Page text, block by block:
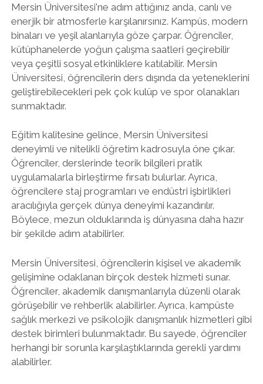
Mersin Üniversitesi'ne adım attığınız anda, canlı ve
enerjik bir atmosferle karşılanırsınız. Kampüs, modern
binaları ve yeşil alanlarıyla göze çarpar. Öğrenciler,
kütüphanelerde yoğun çalışma saatleri geçirebilir
veya çeşitli sosyal etkinliklere katılabilir. Mersin
Üniversitesi, öğrencilerin ders dışında da yeteneklerini
geliştirebilecekleri pek çok kulüp ve spor olanakları
sunmaktadır.
Eğitim kalitesine gelince, Mersin Üniversitesi
deneyimli ve nitelikli öğretim kadrosuyla öne çıkar.
Öğrenciler, derslerinde teorik bilgileri pratik
uygulamalarla birleştirme fırsatı bulurlar. Ayrıca,
öğrencilere staj programları ve endüstri işbirlikleri
aracılığıyla gerçek dünya deneyimi kazandırılır.
Böylece, mezun olduklarında iş dünyasına daha hazır
bir şekilde adım atabilirler.
Mersin Üniversitesi, öğrencilerin kişisel ve akademik
gelişimine odaklanan birçok destek hizmeti sunar.
Öğrenciler, akademik danışmanlarıyla düzenli olarak
görüşebilir ve rehberlik alabilirler. Ayrıca, kampüste
sağlık merkezi ve psikolojik danışmanlık hizmetleri gibi
destek birimleri bulunmaktadır. Bu sayede, öğrenciler
herhangi bir sorunla karşılaştıklarında gerekli yardımı
alabilirler.